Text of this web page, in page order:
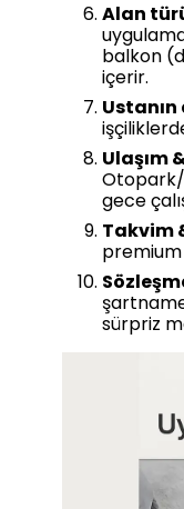
Alan
balkon
içerir.
Ulaşım
Otopark/
gece
Takvim
sürpriz